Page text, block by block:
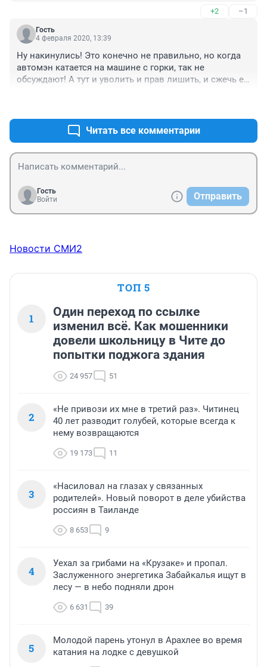
+2 –1
Гость
4 февраля 2020, 13:39
Ну накинулись! Это конечно не правильно, но когда
автомэн катается на машине с горки, так не
обсуждают! А тут и уволить и прав лишить, и сжечь ее
Читать все комментарии
Гость
Войти
Отправить
Новости СМИ2
ТОП 5
1
Один переход по ссылке
изменил всё. Как мошенники
довели школьницу в Чите до
попытки поджога здания
24 957 51
2
«Не привози их мне в третий раз». Читинец
40 лет разводит голубей, которые всегда к
нему возвращаются
19 173 11
3
«Насиловал на глазах у связанных
родителей». Новый поворот в деле убийства
россиян в Таиланде
8 653 9
4
Уехал за грибами на «Крузаке» и пропал.
Заслуженного энергетика Забайкалья ищут в
лесу — в небо подняли дрон
6 631 39
5
Молодой парень утонул в Арахлее во время
катания на лодке с девушкой